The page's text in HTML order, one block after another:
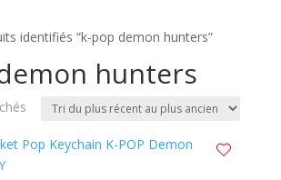
identifiés “k-pop demon hunters”
hunters
Trié
plus